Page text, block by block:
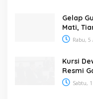
Gelap
Mati,
Rabu, 5
Kursi
Resmi
Sabtu,